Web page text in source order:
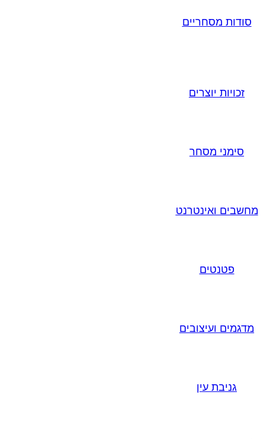
סודות מסחריים
זכויות יוצרים
סימני מסחר
מחשבים ואינטרנט
פטנטים
מדגמים ועיצובים
גניבת עין